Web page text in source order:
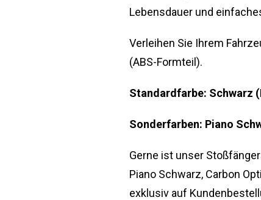
Lebensdauer und
Verleihen Sie Ihrem
(ABS-Formteil).
Standardfarbe: Schwarz
Sonderfarben: Piano
Gerne ist unser
Piano Schwarz, Carbon
exklusiv auf